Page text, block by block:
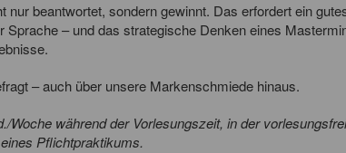
beantwortet, sondern gewinnt. Das erfordert ein
– und das strategische Denken eines
– auch über unsere Markenschmiede hinaus.
Woche während der Vorlesungszeit, in der
Pflichtpraktikums.